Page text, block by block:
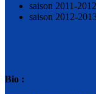
saison 2011-
saison 2012-
Bio :